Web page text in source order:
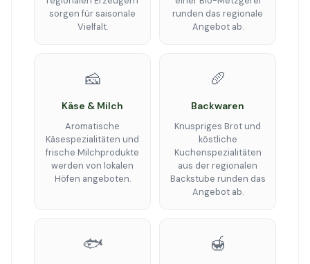
sorgen für saisonale
Vielfalt.
runden das regionale
Angebot ab.
🧀
Käse & Milch
Aromatische
Käsespezialitäten und
frische Milchprodukte
werden von lokalen
Höfen angeboten.
🥖
Backwaren
Knuspriges Brot und
köstliche
Kuchenspezialitäten
aus der regionalen
Backstube runden das
Angebot ab.
🐟 🍯